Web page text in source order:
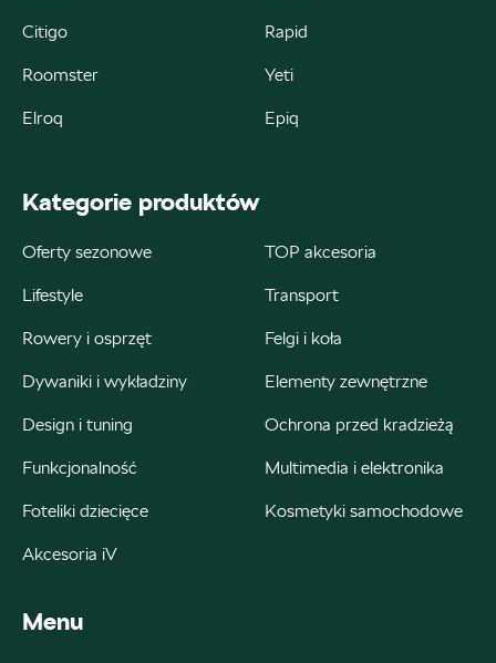
Auto Śliwka
magazyn.katowice@autosliwka.pl
Auto Śliwka
ul. 3 Maja 60, Sosnowiec
+48 326 303 149
magazyn.sosnowiec@autosliwka.pl
Auto Śliwka
Citigo Rapid
Roomster Yeti
Elroq Epiq
Kategorie produktów
Oferty sezonowe TOP akcesoria
Lifestyle Transport
Rowery i osprzęt Felgi i koła
Dywaniki i wykładziny Elementy zewnętrzne
Design i tuning Ochrona przed kradzieżą
Funkcjonalność Multimedia i elektronika
Foteliki dziecięce Kosmetyki samochodowe
Akcesoria iV
Menu